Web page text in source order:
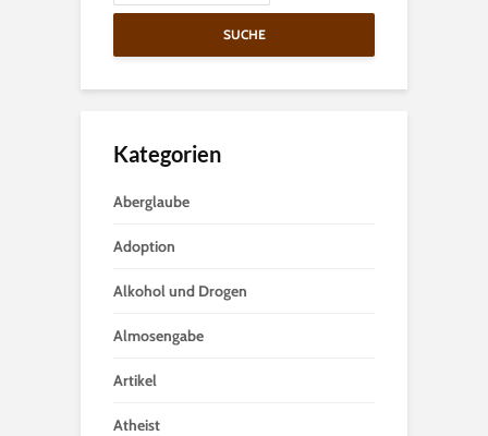
SUCHE
Kategorien
Aberglaube
Adoption
Alkohol und Drogen
Almosengabe
Artikel
Atheist